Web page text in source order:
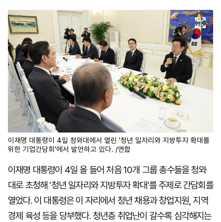
마
켓
파
워
운
세
대
학
동
문
골
프
이재명 대통령이 4일 청와대에서 열린 '청년 일자리와 지방투자 확대를
위한 기업간담회'에서 발언하고 있다. /연합
이재명 대통령이 4일 올 들어 처음 10개 그룹 총수들을 청와
대로 초청해 '청년 일자리와 지방투자 확대'를 주제로 간담회를
열었다. 이 대통령은 이 자리에서 청년 채용과 창업지원, 지역
경제 육성 등을 당부했다. 청년층 취업난이 갈수록 심각해지는